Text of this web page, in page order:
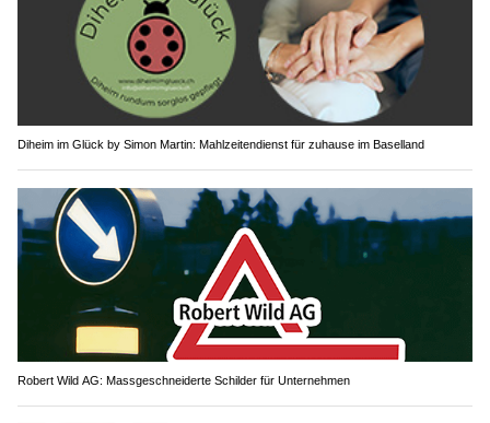
Diheim im Glück by Simon Martin: Mahlzeitendienst für zuhause im Baselland
Robert Wild AG: Massgeschneiderte Schilder für Unternehmen